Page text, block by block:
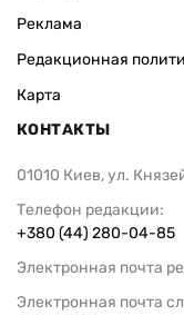
Реклама
Редакционная
Карта
КОНТАКТЫ
01010 Киев, ул.
Телефон редакции:
+380 (44) 280-04-85
Электронная почта
Электронная почта